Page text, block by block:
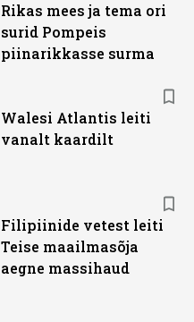
Rikas mees ja tema ori
surid Pompeis
piinarikkasse surma
Walesi Atlantis leiti
vanalt kaardilt
Filipiinide vetest leiti
Teise maailmasõja
aegne massihaud